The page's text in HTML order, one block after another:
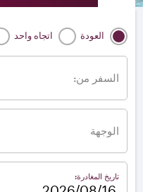
العودة اتجاه واحد
السفر من:
الوجهة
تاريخ المغادرة: